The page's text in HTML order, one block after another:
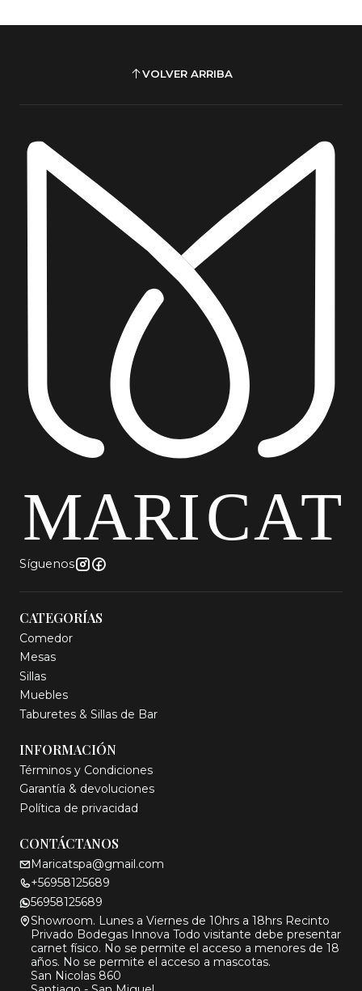
VOLVER ARRIBA
Síguenos
CATEGORÍAS
Comedor
Mesas
Sillas
Muebles
Taburetes & Sillas de Bar
INFORMACIÓN
Términos y Condiciones
Garantía & devoluciones
Política de privacidad
CONTÁCTANOS
Maricatspa@gmail.com
+56958125689
56958125689
Showroom. Lunes a Viernes de 10hrs a 18hrs Recinto
Privado Bodegas Innova Todo visitante debe presentar
carnet físico. No se permite el acceso a menores de 18
años. No se permite el acceso a mascotas.
San Nicolas 860